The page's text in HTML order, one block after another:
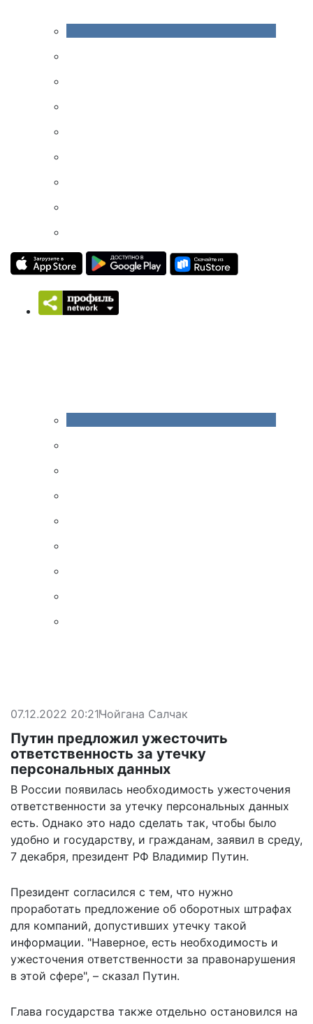
07.12.2022 20:21Чойгана Салчак
Путин предложил ужесточить
ответственность за утечку
персональных данных
В России появилась необходимость ужесточения
ответственности за утечку персональных данных
есть. Однако это надо сделать так, чтобы было
удобно и государству, и гражданам, заявил в среду,
7 декабря, президент РФ Владимир Путин.
Президент согласился с тем, что нужно
проработать предложение об оборотных штрафах
для компаний, допустивших утечку такой
информации. "Наверное, есть необходимость и
ужесточения ответственности за правонарушения
в этой сфере", – сказал Путин.
Глава государства также отдельно остановился на